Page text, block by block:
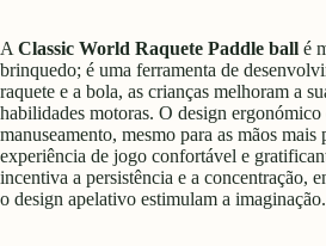
A Classic World Raquete Paddle ball é
brinquedo; é uma ferramenta de
raquete e a bola, as crianças melhoram a
habilidades motoras. O design
manuseamento, mesmo para as mãos mais
experiência de jogo confortável e
incentiva a persistência e a concentração,
o design apelativo estimulam a imaginação.